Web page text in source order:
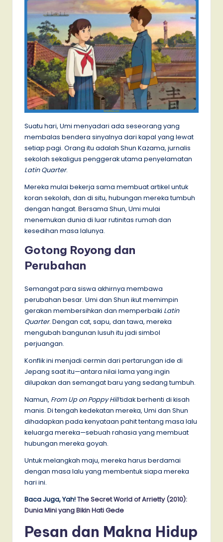
Suatu hari, Umi menyadari ada seseorang yang
membalas bendera sinyalnya dari kapal yang lewat
setiap pagi. Orang itu adalah Shun Kazama, jurnalis
sekolah sekaligus penggerak utama penyelamatan
Latin Quarter.
Mereka mulai bekerja sama membuat artikel untuk
koran sekolah, dan di situ, hubungan mereka tumbuh
dengan hangat. Bersama Shun, Umi mulai
menemukan dunia di luar rutinitas rumah dan
kesedihan masa lalunya.
Gotong Royong dan
Perubahan
Semangat para siswa akhirnya membawa
perubahan besar. Umi dan Shun ikut memimpin
gerakan membersihkan dan memperbaiki Latin
Quarter. Dengan cat, sapu, dan tawa, mereka
mengubah bangunan lusuh itu jadi simbol
perjuangan.
Konflik ini menjadi cermin dari pertarungan ide di
Jepang saat itu—antara nilai lama yang ingin
dilupakan dan semangat baru yang sedang tumbuh.
Namun, From Up on Poppy Hilltidak berhenti di kisah
manis. Di tengah kedekatan mereka, Umi dan Shun
dihadapkan pada kenyataan pahit tentang masa lalu
keluarga mereka—sebuah rahasia yang membuat
hubungan mereka goyah.
Untuk melangkah maju, mereka harus berdamai
dengan masa lalu yang membentuk siapa mereka
hari ini.
Baca Juga, Yah!The Secret World of Arrietty (2010):
Dunia Mini yang Bikin Hati Gede
Pesan dan Makna Hidup